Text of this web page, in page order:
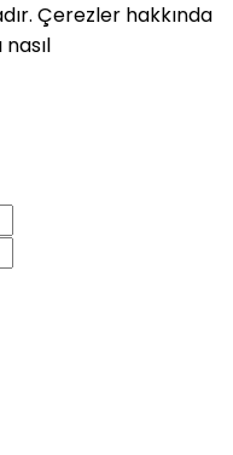
Çerezler hakkında